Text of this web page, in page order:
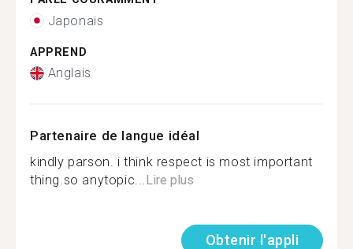
Japonais
APPREND
Anglais
Partenaire de langue idéal
kindly parson. i think respect is most important
thing.so anytopic...Lire plus
Obtenir l'appli